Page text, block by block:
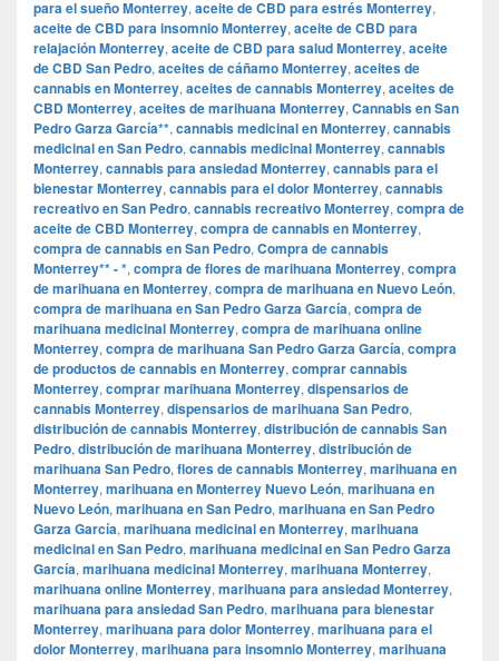
para el sueño Monterrey, aceite de CBD para estrés Monterrey,
aceite de CBD para insomnio Monterrey, aceite de CBD para
relajación Monterrey, aceite de CBD para salud Monterrey, aceite
de CBD San Pedro, aceites de cáñamo Monterrey, aceites de
cannabis en Monterrey, aceites de cannabis Monterrey, aceites de
CBD Monterrey, aceites de marihuana Monterrey, Cannabis en San
Pedro Garza García**, cannabis medicinal en Monterrey, cannabis
medicinal en San Pedro, cannabis medicinal Monterrey, cannabis
Monterrey, cannabis para ansiedad Monterrey, cannabis para el
bienestar Monterrey, cannabis para el dolor Monterrey, cannabis
recreativo en San Pedro, cannabis recreativo Monterrey, compra de
aceite de CBD Monterrey, compra de cannabis en Monterrey,
compra de cannabis en San Pedro, Compra de cannabis
Monterrey** - *, compra de flores de marihuana Monterrey, compra
de marihuana en Monterrey, compra de marihuana en Nuevo León,
compra de marihuana en San Pedro Garza García, compra de
marihuana medicinal Monterrey, compra de marihuana online
Monterrey, compra de marihuana San Pedro Garza García, compra
de productos de cannabis en Monterrey, comprar cannabis
Monterrey, comprar marihuana Monterrey, dispensarios de
cannabis Monterrey, dispensarios de marihuana San Pedro,
distribución de cannabis Monterrey, distribución de cannabis San
Pedro, distribución de marihuana Monterrey, distribución de
marihuana San Pedro, flores de cannabis Monterrey, marihuana en
Monterrey, marihuana en Monterrey Nuevo León, marihuana en
Nuevo León, marihuana en San Pedro, marihuana en San Pedro
Garza García, marihuana medicinal en Monterrey, marihuana
medicinal en San Pedro, marihuana medicinal en San Pedro Garza
García, marihuana medicinal Monterrey, marihuana Monterrey,
marihuana online Monterrey, marihuana para ansiedad Monterrey,
marihuana para ansiedad San Pedro, marihuana para bienestar
Monterrey, marihuana para dolor Monterrey, marihuana para el
dolor Monterrey, marihuana para insomnio Monterrey, marihuana